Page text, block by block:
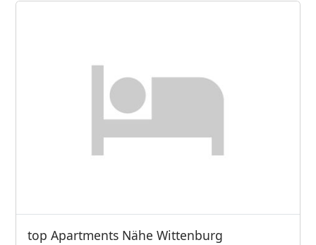
top Apartments Nähe Wittenburg